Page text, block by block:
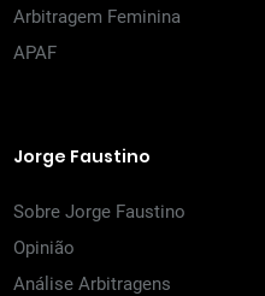
Arbitragem Feminina
APAF
Jorge Faustino
Sobre Jorge Faustino
Opinião
Análise Arbitragens